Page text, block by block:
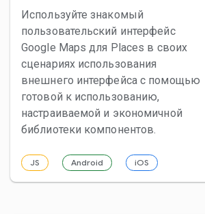
Используйте знакомый
пользовательский интерфейс
Google Maps для Places в своих
сценариях использования
внешнего интерфейса с помощью
готовой к использованию,
настраиваемой и экономичной
библиотеки компонентов.
JS Android iOS